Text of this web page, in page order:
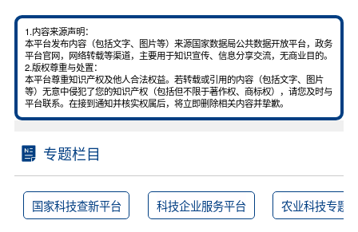
1.内容来源声明：
本平台发布内容（包括文字、图片等）来源国家数据局公共数据开放平台，政务
平台官网，网络转载等渠道，主要用于知识宣传、信息分享交流，无商业目的。
2.版权尊重与处置：
本平台尊重知识产权及他人合法权益。若转载或引用的内容（包括文字、图片
等）无意中侵犯了您的知识产权（包括但不限于著作权、商标权），请您及时与
平台联系。在接到通知并核实权属后，将立即删除相关内容并挚歉。
专题栏目
国家科技查新平台 科技企业服务平台 农业科技专题